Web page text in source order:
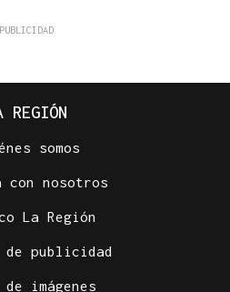
REGIÓN
somos
con nosotros
La Región
publicidad
de imágenes